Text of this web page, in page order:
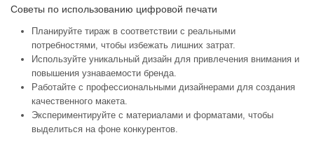
Советы по использованию цифровой печати
Планируйте тираж в соответствии с реальными
потребностями, чтобы избежать лишних затрат.
Используйте уникальный дизайн для привлечения внимания и
повышения узнаваемости бренда.
Работайте с профессиональными дизайнерами для создания
качественного макета.
Экспериментируйте с материалами и форматами, чтобы
выделиться на фоне конкурентов.